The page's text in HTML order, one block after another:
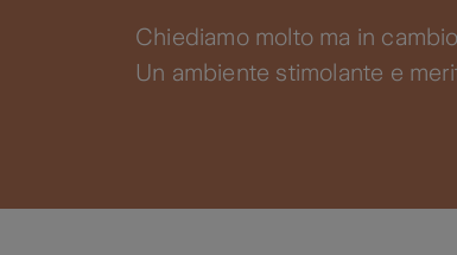
Chiediamo molto ma in
Un ambiente stimolante e